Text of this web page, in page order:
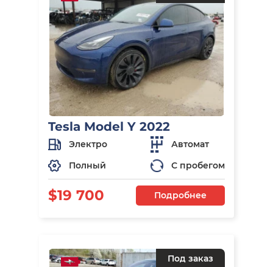
Tesla Model Y 2022
Электро
Автомат
Полный
С пробегом
$19 700 Подробнее
Под заказ